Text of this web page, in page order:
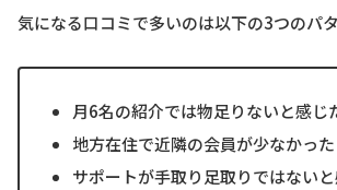
気になる口コミで多いのは以下の3つのパタ
月6名の紹介では物足りないと感じ
地方在住で近隣の会員が少なかった
サポートが手取り足取りではない